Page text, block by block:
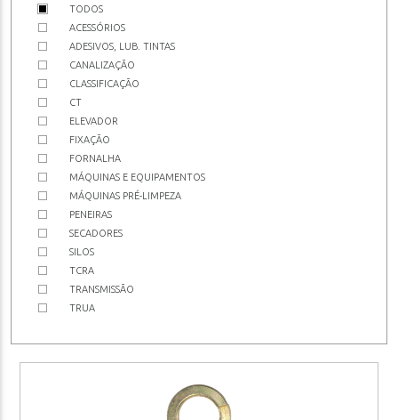
TODOS
ACESSÓRIOS
ADESIVOS, LUB. TINTAS
CANALIZAÇÃO
CLASSIFICAÇÃO
CT
ELEVADOR
FIXAÇÃO
FORNALHA
MÁQUINAS E EQUIPAMENTOS
MÁQUINAS PRÉ-LIMPEZA
PENEIRAS
SECADORES
SILOS
TCRA
TRANSMISSÃO
TRUA